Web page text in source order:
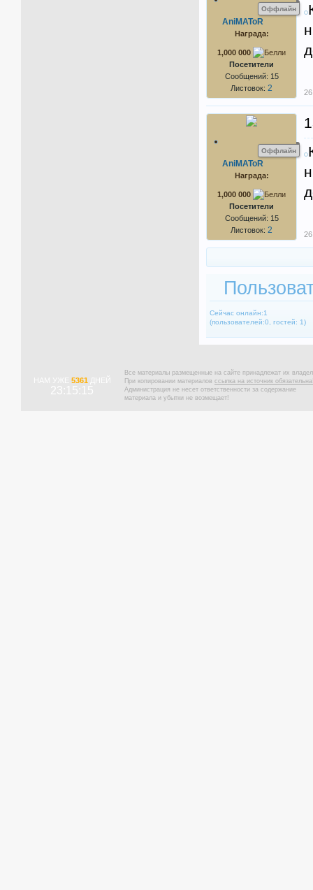
Оффлайн
AniMAToR
Награда:
1,000 000
Посетители
Сообщений: 15
Листовок: 2
Оффлайн
AniMAToR
Награда:
1,000 000
Посетители
Сообщений: 15
Листовок: 2
Сейчас онлайн:1
(пользователей:0, гостей: 1)
НАМ УЖЕ 5361ДНЕЙ
23:15:15
Все материалы размещенные на сайте принадлежат их
При копировании материалов ссылка на источник
Администрация не несет ответственности за содержание
материала и убытки не возмещает!